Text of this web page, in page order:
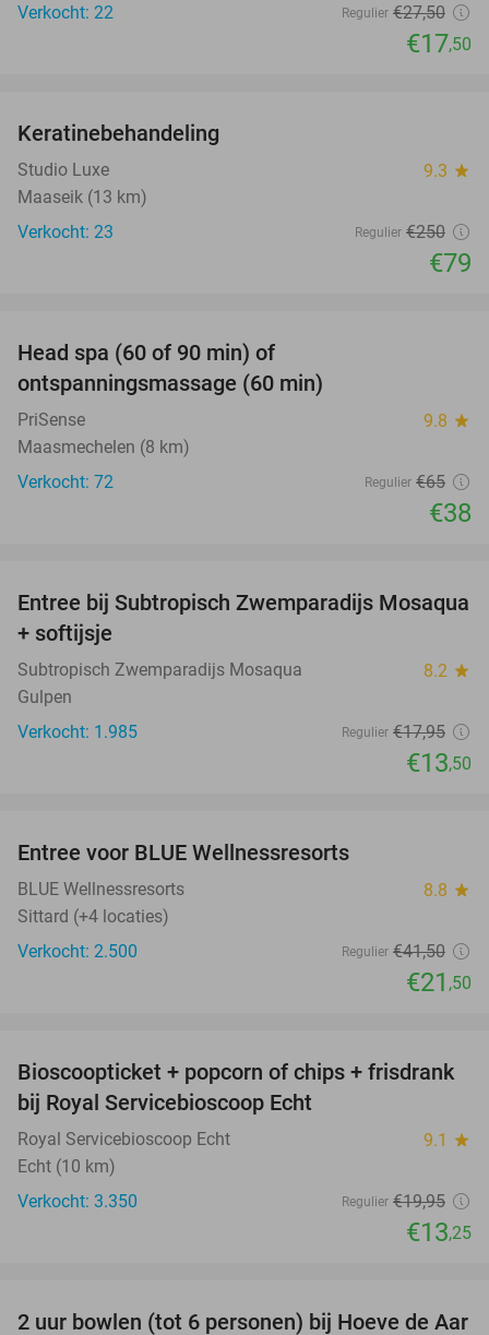
Verkocht: 22
Regulier €27,50
€17,50
Keratinebehandeling
Studio Luxe 9.3 star
Maaseik (13 km)
Verkocht: 23
Regulier €250
€79
Head spa (60 of 90 min) of
ontspanningsmassage (60 min)
PriSense 9.8 star
Maasmechelen (8 km)
Verkocht: 72
Regulier €65
€38
25%
Entree bij Subtropisch Zwemparadijs Mosaqua
+ softijsje
Subtropisch Zwemparadijs Mosaqua 8.2 star
Gulpen
Verkocht: 1.985
Regulier €17,95
€13,50
Entree voor BLUE Wellnessresorts
BLUE Wellnessresorts 8.8 star
Sittard (+4 locaties)
Verkocht: 2.500
Regulier €41,50
€21 ,50
34%
Bioscoopticket + popcorn of chips + frisdrank
bij Royal Servicebioscoop Echt
Royal Servicebioscoop Echt 9.1 star
Echt (10 km)
Verkocht: 3.350
Regulier €19,95
€13,25
2 uur bowlen (tot 6 personen) bij Hoeve de Aar